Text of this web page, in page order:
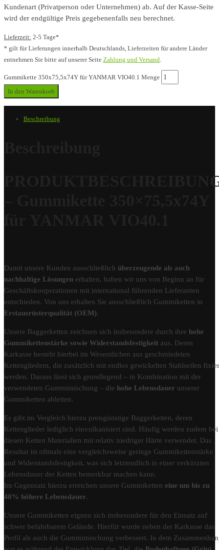
Kundenart (Privatperson oder Unternehmen) ab. Auf der Kasse-Seite
wird der endgültige Preis gegebenenfalls neu berechnet.
Lieferzeit: 2-5 Tage*
* gilt für Lieferungen innerhalb Deutschlands, Lieferzeiten für andere Länder
entnehmen Sie bitte auf unserer Seite Zahlung und Versand
Gummikette 350x75,5x74Y für YANMAR VIO40.1 Menge
In den Warenkorb
Beschreibung
Damit unsere Kunden ausschließlich überzeugende als auch
nachhaltige Lösungen erhalten, haben wir uns von Beginn an für
Geschäftskooperationen mit international führenden Lieferanten
entschieden. Von uns erhalten Sie ausschließlich Gummiketten in
Erstausrüsterqualität (OEM).
Unsere Baggerketten zeichnen sich insbesondere durch ihre hohe
Gummikettenstärke sowie Widerstandsfestigkeit aus. Deren
Karkasse besteht hierbei im Wesentlichen aus geschmiedeten
Kettengliedern, die zusätzlich mit endlos gewickelten Stahlseilen
werden. Daraus lässt sich grundlegend – in Kombination mit der
verwendeten Gummimischung – die hohe Lebensdauer unserer
Gummiketten ableiten.
Es gibt im Vergleich hierzu preisgünstige Baggerketten, deren
Kettenglieder lediglich einvulkanisiert sind. Häufig werden zudem bei
diesen Ketten Materialien mit relativ niedriger Härte verwendet. Das
Resultat ist oftmals eine vergleichsweise geringe Gummikettenstärke
und Widerstandsfestigkeit, was sich letztendlich in einer verkürzten
Lebensdauer der Ketten bemerkbar machen kann.
Im Gegensatz hierzu erreichen unsere Gummiketten eine um bis zu
40% höhere Lebensdauer.
Unsere Gummiketten eignen sich insbesondere für den Einsatz auf
schwer befahrbarem Gelände. Hierfür wurde neben der Karkasse das
Profil als auch die Gummimischung verbessert. In dem